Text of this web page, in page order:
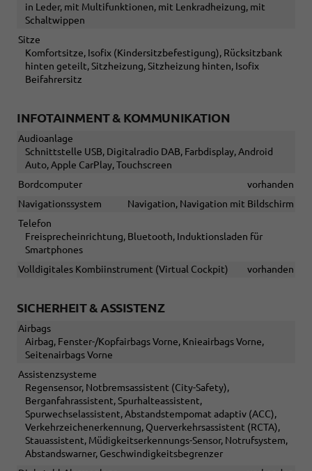
in Leder, mit Multifunktionen, mit Lenkradheizung, mit
Schaltwippen
Sitze
Komfortsitze, Isofix (Kindersitzbefestigung), Rücksitzbank
hinten geteilt, Sitzheizung, Sitzheizung hinten, Isofix
Beifahrersitz
INFOTAINMENT & KOMMUNIKATION
Audioanlage
Schnittstelle USB, Digitalradio DAB, Farbdisplay, Android
Auto, Apple CarPlay, Touchscreen
Bordcomputer
vorhanden
Navigationssystem
Navigation, Navigation mit Bildschirm
Telefon
Freisprecheinrichtung, Bluetooth, Induktionsladen für
Smartphones
Volldigitales Kombiinstrument (Virtual Cockpit)
vorhanden
SICHERHEIT & ASSISTENZ
Airbags
Airbag, Fenster-/Kopfairbags Vorne, Knieairbags Vorne,
Seitenairbags Vorne
Assistenzsysteme
Regensensor, Notbremsassistent (City-Safety),
Berganfahrassistent, Spurhalteassistent,
Spurwechselassistent, Abstandstempomat adaptiv (ACC),
Verkehrzeichenerkennung, Querverkehrsassistent (RCTA),
Stauassistent, Müdigkeitserkennungs-Sensor, Notrufsystem,
Abstandswarner, Geschwindigkeitsbegrenzer